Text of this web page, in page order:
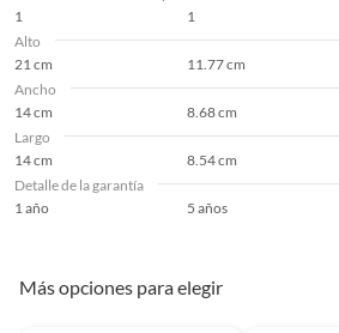
1
1
Alto
21 cm
11.77 cm
Ancho
14 cm
8.68 cm
Largo
14 cm
8.54 cm
Detalle de la garantía
1 año
5 años
Más opciones para elegir